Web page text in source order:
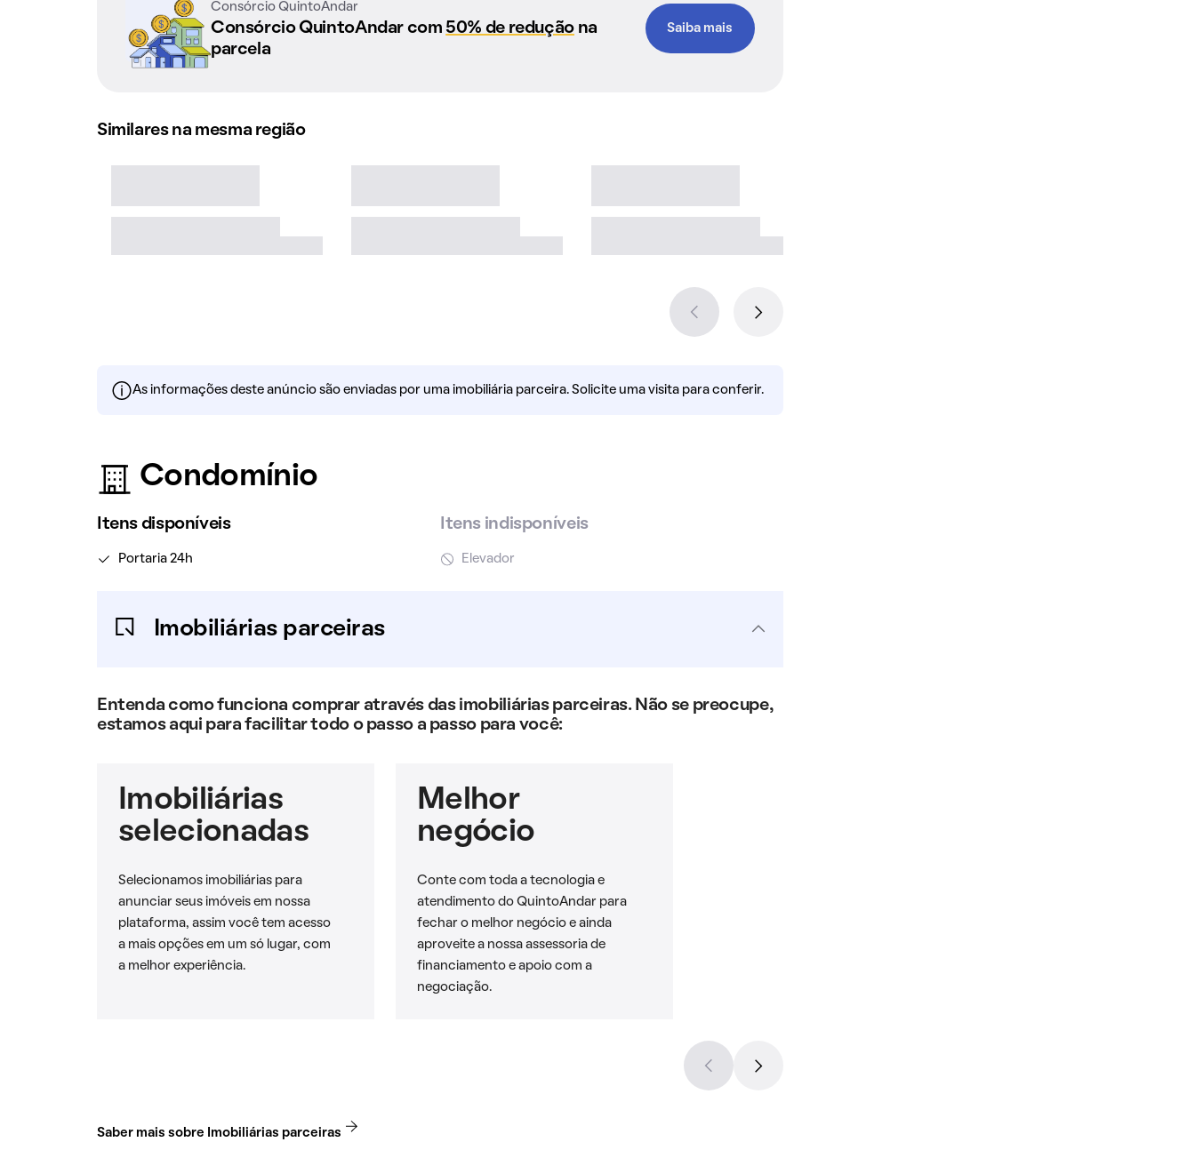
Consórcio QuintoAndar
Consórcio QuintoAndar com 50% de reduçãona
parcela
Saiba mais
Similares na mesma região
As informações deste anúncio são enviadas por uma imobiliária parceira. Solicite uma visita para conferir.
Condomínio
Itens disponíveis
Portaria 24h
Itens indisponíveis
Elevador
Imobiliárias parceiras
Entenda como funciona comprar através das imobiliárias parceiras. Não se preocupe,
estamos aqui para facilitar todo o passo a passo para você:
Imobiliárias
selecionadas
Selecionamos imobiliárias para
anunciar seus imóveis em nossa
plataforma, assim você tem acesso
a mais opções em um só lugar, com
a melhor experiência.
Melhor
negócio
Conte com toda a tecnologia e
atendimento do QuintoAndar para
fechar o melhor negócio e ainda
aproveite a nossa assessoria de
financiamento e apoio com a
negociação.
Saber mais sobre Imobiliárias parceiras